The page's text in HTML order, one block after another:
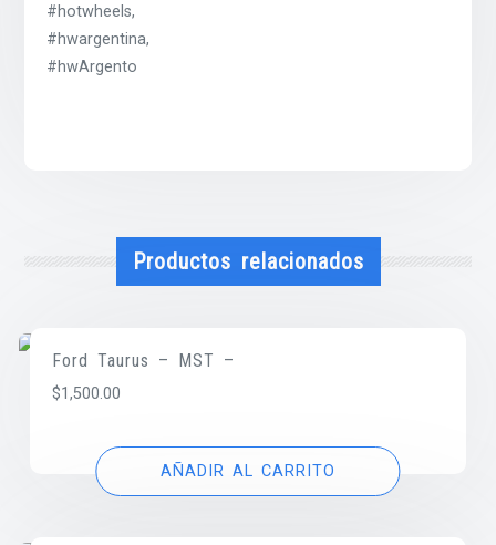
#hotwheels,
#hwargentina,
#hwArgento
Productos relacionados
Ford Taurus – MST –
$1,500.00
AÑADIR AL CARRITO